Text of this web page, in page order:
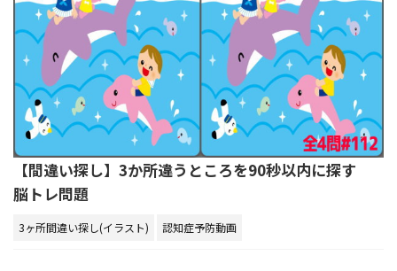
【間違い探し】3か所違うところを90秒以内に探す
脳トレ問題
3ヶ所間違い探し(イラスト) 認知症予防動画